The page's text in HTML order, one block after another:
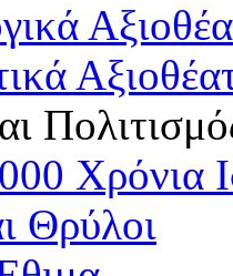
Χρόνια
Θρύλοι